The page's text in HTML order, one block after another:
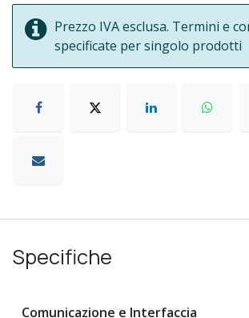
Prezzo IVA esclusa. Termini e
specificate per singolo prodotti
Specifiche
Comunicazione e Interfaccia